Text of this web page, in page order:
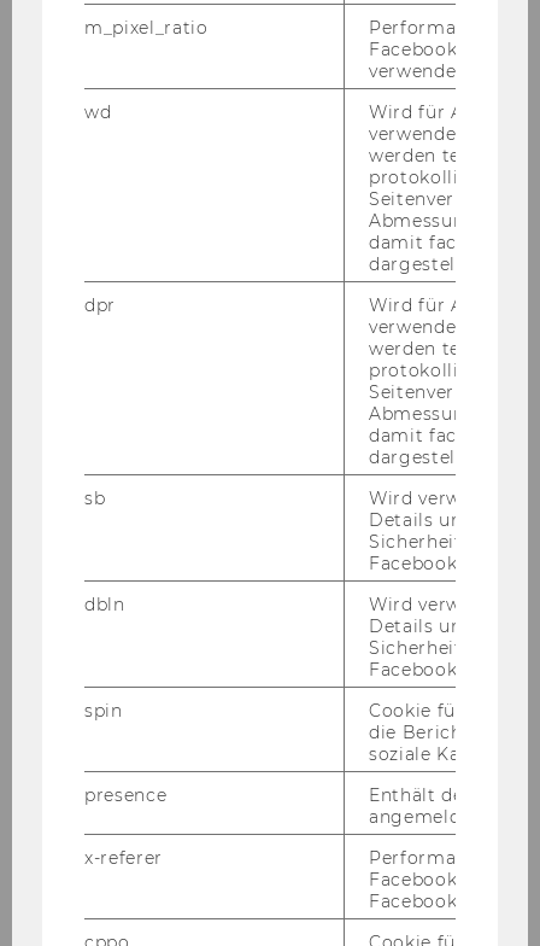
Wie läuft der Be­wer­bungs­pro­
Wieso als Duo teil­neh­men?
Wann endet die Be­wer­bungs­
Be­kom­men alle Be­wer­
m_pixel_ratio
Performance-
Facebook mit
verwendet wird.
wd
Wird für Analyse-
verwendet. Unter
werden
protokolliert (z.B.
Seitenverhältnis
Abmessungen
damit facebook
dargestellt
dpr
Wird für Analyse-
verwendet. Unter
werden
protokolliert (z.B.
Seitenverhältnis
Abmessungen
damit facebook
dargestellt
sb
Wird verwendet,
Details und
Facebook-Kontos
dbln
Wird verwendet,
Details und
Facebook-Kontos
spin
Cookie für
die
soziale
presence
Enthält den
angemeldeten
x-referer
Performance-
Facebook in
Facebook-Pixel